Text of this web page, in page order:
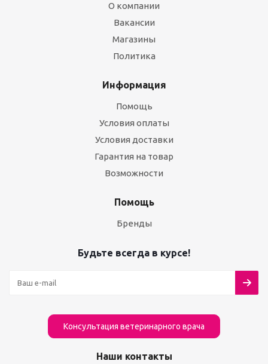
О компании
Вакансии
Магазины
Политика
Информация
Помощь
Условия оплаты
Условия доставки
Гарантия на товар
Возможности
Помощь
Бренды
Будьте всегда в курсе!
Консультация ветеринарного врача
Наши контакты